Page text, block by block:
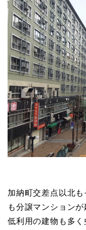
加納町交差点以北
も分譲マンション
低利用の建物も多